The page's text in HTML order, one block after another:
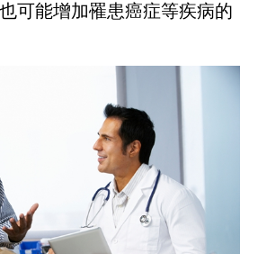
可能增加罹患癌症等疾病的